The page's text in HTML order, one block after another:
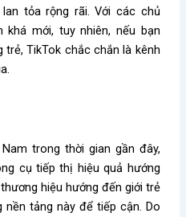
tỏa rộng rãi. Với các chủ
khá mới, tuy nhiên, nếu bạn
TikTok chắc chắn là kênh
trong thời gian gần đây,
cụ tiếp thị hiệu quả hướng
hiệu hướng đến giới trẻ
nền tảng này để tiếp cận. Do